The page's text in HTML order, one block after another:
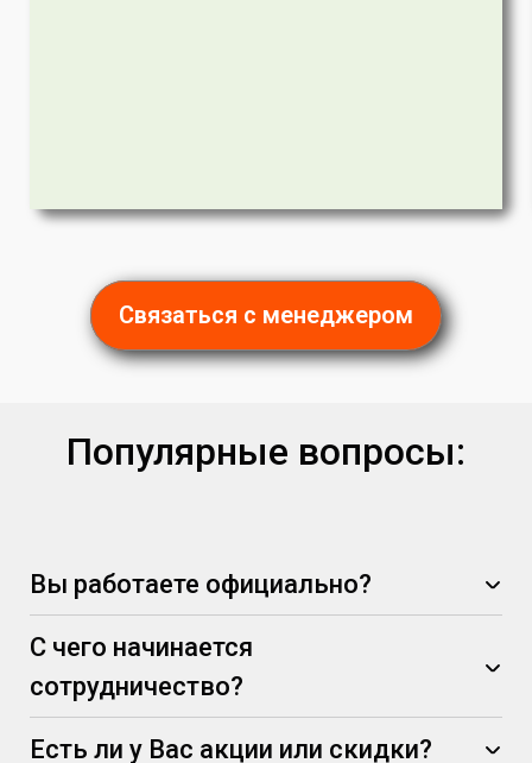
Связаться с менеджером
Популярные вопросы:
Вы работаете официально?
С чего начинается
сотрудничество?
Есть ли у Вас акции или скидки?